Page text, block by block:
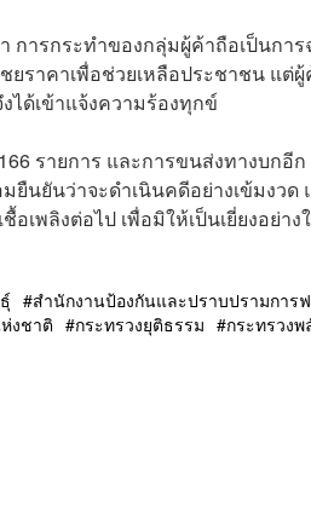
การกระทำของกลุ่มผู้ค้าถือเป็นกา
ราคาเพื่อช่วยเหลือประชาชน แต่
ได้เข้าแจ้งความร้องทุกข์
รายการ และการขนส่งทางบกอี
นยันว่าจะดำเนินคดีอย่างเข้มงวด
เพลิงต่อไป เพื่อมิให้เป็นเยี่ยงอย่า
สำนักงานป้องกันและปราบปรามการ
งชาติ กระทรวงยุติธรรม กระทรวงพ